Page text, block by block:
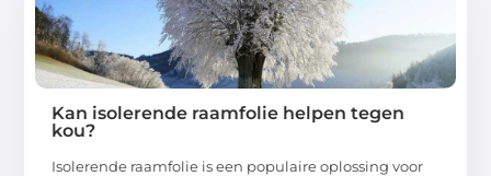
Kan isolerende raamfolie helpen tegen
kou?
Isolerende raamfolie is een populaire oplossing voor